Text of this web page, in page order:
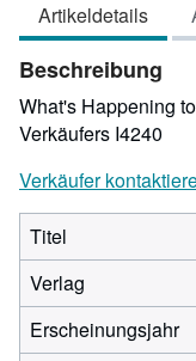
Artikeldetails
Beschreibung
What's Happening
Verkäufers I4240
Verkäufer
Titel
Verlag
Erscheinungsjahr